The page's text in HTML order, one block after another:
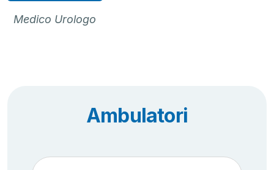
Medico Urologo
Ambulatori